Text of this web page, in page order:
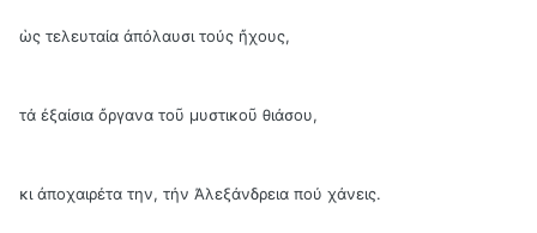
ὡς τελευταία ἀπόλαυσι τούς ἤχους,
τά ἐξαίσια ὄργανα τοῦ μυστικοῦ θιάσου,
κι ἀποχαιρέτα την, τήν Ἀλεξάνδρεια πού χάνεις.